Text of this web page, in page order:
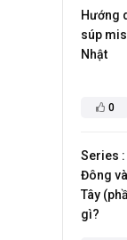
0
Hướng
súp
Nhật
Series :
Đông
Tây
gì?